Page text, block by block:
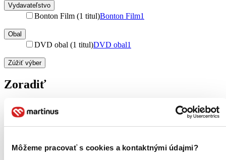
Môžeme pracovať s cookies a kontaktnými údajmi?
Vydavateľstvo
Bonton Film (1 titul)Bonton Film1
Obal
DVD obal (1 titul)DVD obal1
Zúžiť výber
Zoradiť
Novinky